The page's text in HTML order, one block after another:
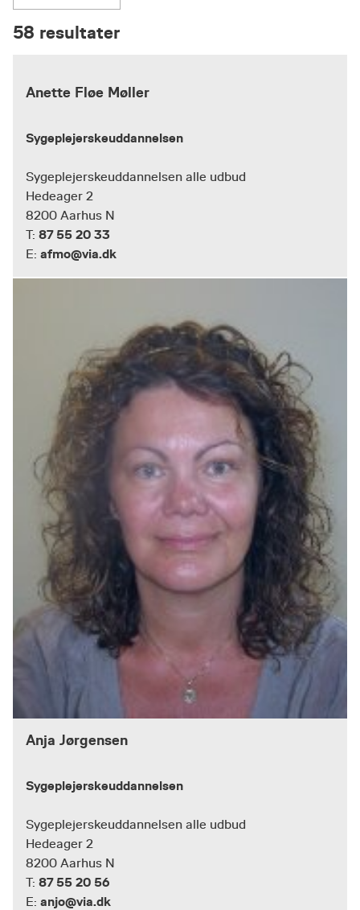
58 resultater
Anette Fløe Møller
Sygeplejerskeuddannelsen
Sygeplejerskeuddannelsen alle udbud
Hedeager 2
8200 Aarhus N
T: 87 55 20 33
E: afmo@via.dk
Anja Jørgensen
Sygeplejerskeuddannelsen
Sygeplejerskeuddannelsen alle udbud
Hedeager 2
8200 Aarhus N
T: 87 55 20 56
E: anjo@via.dk